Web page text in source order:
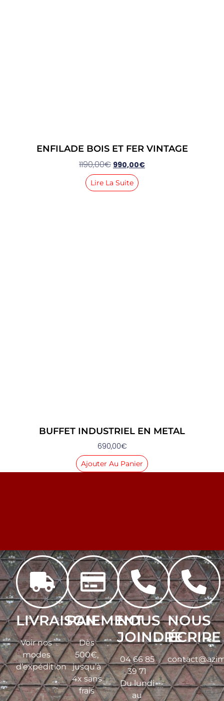
ENFILADE BOIS ET FER VINTAGE
1190,00€ 990,00€
Lire La Suite
BUFFET INDUSTRIEL EN METAL
690,00€
Ajouter Au Panier
LIVRAISON
Voir nos
modes
d’expédition
PAIEMENT
Dès
500€,
jusqu’à
4x sans
frais
NOUS
JOINDRE
04 66 85
39 71
Du lundi
au
NOUS
ÉCRIRE